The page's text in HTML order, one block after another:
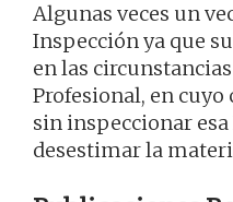
Algunas veces un
Inspección ya que
en las
Profesional, en
sin inspeccionar esa
desestimar la